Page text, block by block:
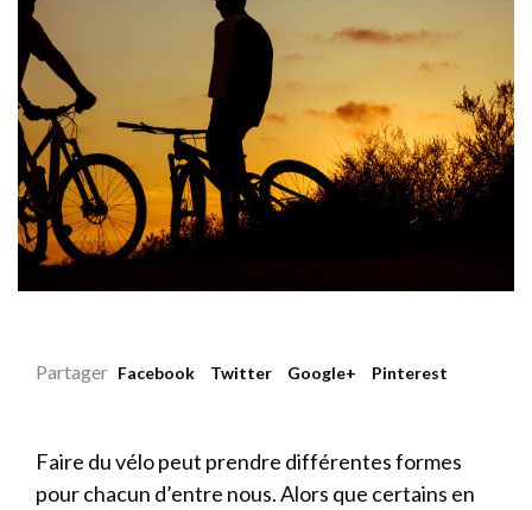
Partager Facebook Twitter Google+ Pinterest
Faire du vélo peut prendre différentes formes
pour chacun d’entre nous. Alors que certains en